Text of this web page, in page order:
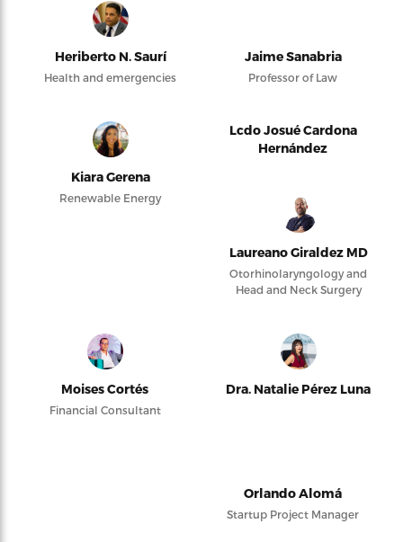
Heriberto N. Saurí
Health and emergencies
Jaime Sanabria
Professor of Law
Kiara Gerena
Renewable Energy
Lcdo Josué Cardona
Hernández
Laureano Giraldez MD
Otorhinolaryngology and
Head and Neck Surgery
Moises Cortés
Financial Consultant
Dra. Natalie Pérez Luna
Orlando Alomá
Startup Project Manager